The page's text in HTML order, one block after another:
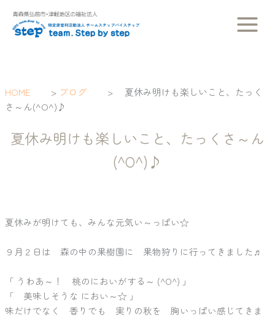
プHOME > ブログ >
夏休み明けも楽しいこと、たっく
さ～ん(^O^)♪
夏休み明けも楽しいこと、たっくさ～ん
(^O^)♪
夏休みが明けても、みんな元気い～っぱい☆
９月２日は 森の中の果樹園に 果物狩りに行ってきました♬
「 うわあ～！ 桃のにおいがする～ (^O^) 」
「 美味しそうな におい～☆ 」
味だけでなく 香りでも 実りの秋を 胸いっぱい感じてきま